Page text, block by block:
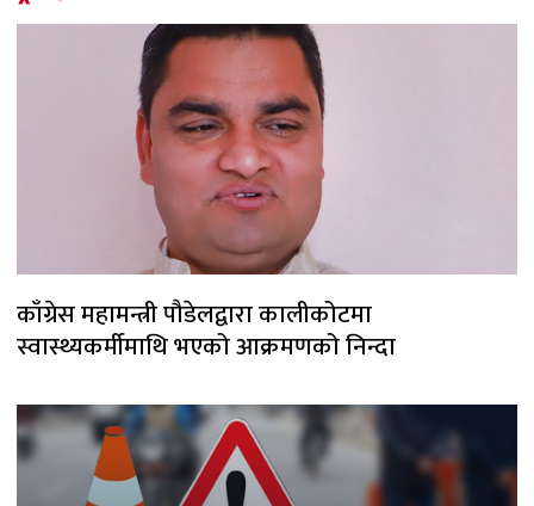
काँग्रेस महामन्त्री पौडेलद्वारा कालीकोटमा
स्वास्थ्यकर्मीमाथि भएको आक्रमणको निन्दा